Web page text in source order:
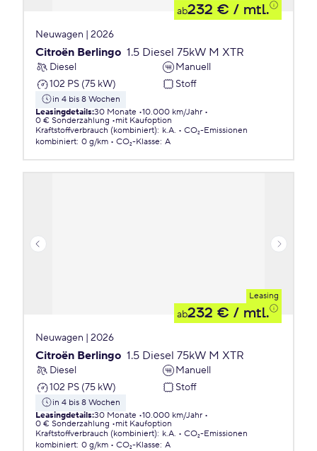
ab232 € / mtl.
Neuwagen | 2026
Citroën Berlingo 1.5 Diesel 75kW M XTR
Diesel
Manuell
102 PS (75 kW)
Stoff
in 4 bis 8 Wochen
Leasingdetails:30 Monate 10.000 km/Jahr
0 € Sonderzahlung
mit Kaufoption
Kraftstoffverbrauch (kombiniert): k.A.
CO₂-Emissionen
kombiniert: 0 g/km CO₂-Klasse: A
Leasing
ab232 € / mtl.
Neuwagen | 2026
Citroën Berlingo 1.5 Diesel 75kW M XTR
Diesel
Manuell
102 PS (75 kW)
Stoff
in 4 bis 8 Wochen
Leasingdetails:30 Monate 10.000 km/Jahr
0 € Sonderzahlung
mit Kaufoption
Kraftstoffverbrauch (kombiniert): k.A.
CO₂-Emissionen
kombiniert: 0 g/km CO₂-Klasse: A